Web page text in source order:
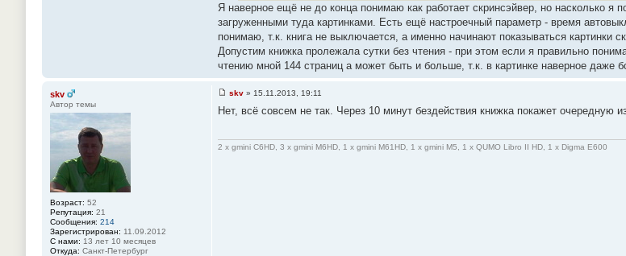
н
и
#
1
5
Я наверное ещё не до конца понимаю как работает скринсэйвер, но насколько я
загруженными туда картинками. Есть ещё настроечный параметр - время
понимаю, т.к. книга не выключается, а именно начинают показываться картинки
Допустим книжка пролежала сутки без чтения - при этом если я правильно
чтению мной 144 страниц а может быть и больше, т.к. в картинке наверное даже
skv
Автор темы
Возраст: 52
Репутация: 21
Сообщения: 214
Зарегистрирован: 11.09.2012
С нами: 13 лет 10 месяцев
Откуда: Санкт-Петербург
о
щ
е
skv » 15.11.2013, 19:11
Нет, всё совсем не так. Через 10 минут бездействия книжка покажет очередную
2 x gmini C6HD, 3 x gmini M6HD, 1 x gmini M61HD, 1 x gmini M5, 1 x QUMO Libro II HD, 1 x Digma E600